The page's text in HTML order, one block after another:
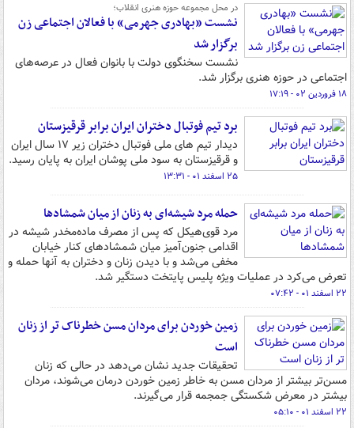
در محل مجموعه حوزه هنری انقلاب؛
نشست «بهادری جهرمی» با فعالان اجتماعی زن
برگزار شد
نشست سخنگوی دولت با بانوان فعال در عرصه‌های
اجتماعی در حوزه هنری برگزار شد.
۱۸ فروردین ۰۲ - ۱۷:۱۹
برد تیم فوتبال دختران ایران برابر قرقیزستان
دیدار تیم های ملی فوتبال دختران زیر ۱۷ سال ایران
و قرقیزستان به سود ملی پوشان ایران به پایان رسید.
۲۵ اسفند ۰۱ - ۱۳:۳۱
حمله مرد شیشه‌ای به زنان از میان شمشادها
مرد قوی‌هیکل که پس از مصرف ماده‌مخدر شیشه در
اقدامی جنون‌آمیز میان شمشادهای کنار خیابان
مخفی می‌شد و با دیدن زنان و دختران به آنها حمله و
تعرض می‌کرد در عملیات ویژه پلیس پایتخت دستگیر شد.
۲۲ اسفند ۰۱ - ۰۷:۴۲
زمین خوردن برای مردان مسن خطرناک تر از زنان
است
تحقیقات جدید نشان می‌دهد در حالی که زنان
مسن‌تر بیشتر از مردان مسن به خاطر زمین خوردن درمان می‌شوند، مردان
بیشتر در معرض شکستگی جمجمه قرار می‌گیرند.
۲۲ اسفند ۰۱ - ۰۵:۱۰